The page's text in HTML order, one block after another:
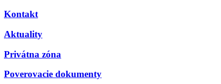
Kontakt
Aktuality
Privátna zóna
Poverovacie dokumenty